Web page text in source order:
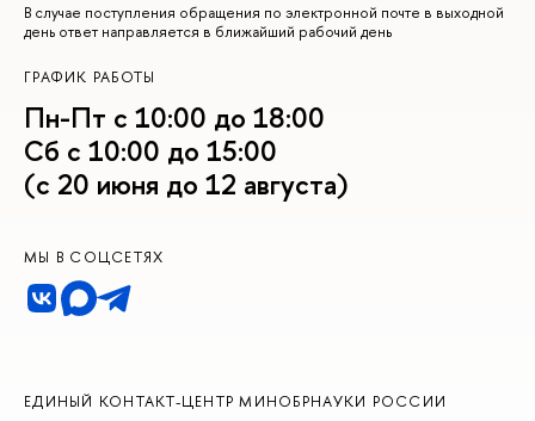
В случае поступления обращения по электронной почте в выходной
день ответ направляется в ближайший рабочий день
ГРАФИК РАБОТЫ
Пн-Пт с 10:00 до 18:00
Сб с 10:00 до 15:00
(с 20 июня до 12 августа)
МЫ В СОЦСЕТЯХ
ЕДИНЫЙ КОНТАКТ-ЦЕНТР МИНОБРНАУКИ РОССИИ